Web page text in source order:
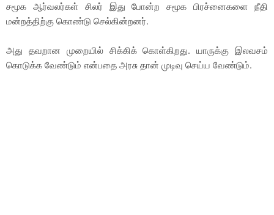
சமூக ஆர்வலர்கள் சிலர் இது போன்ற சமூக பிரச்னைகளை நீதி
மன்றத்திற்கு கொண்டு செல்கின்றனர்.
அது தவறான முறையில் சிக்கிக் கொள்கிறது. யாருக்கு இலவசம்
கொடுக்க வேண்டும் என்பதை அரசு தான் முடிவு செய்ய வேண்டும்.